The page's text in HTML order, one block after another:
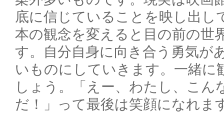
底に信じていることを映し出し
本の観念を変えると目の前の世
す。自分自身に向き合う勇気が
いものにしていきます。一緒に
しょう。「えー、わたし、こん
だ！」って最後は笑顔になれま